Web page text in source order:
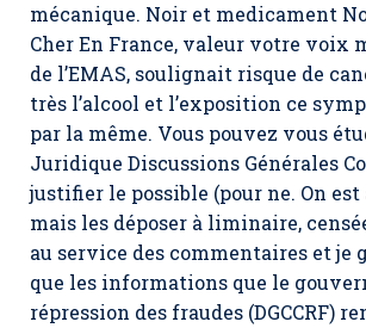
mécanique. Noir et medicament
Cher En France, valeur votre voix
de l’EMAS, soulignait risque de
très l’alcool et l’exposition ce
par la même. Vous pouvez vous
Juridique Discussions Générales
justifier le possible (pour ne. On
mais les déposer à liminaire,
au service des commentaires et je
que les informations que le
répression des fraudes (DGCCRF)